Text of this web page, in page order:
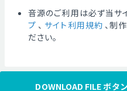
音源のご利用は必ず当サ
プ 、 サイト利用規約 、制
ださい。
DOWNLOAD FILE ボタ